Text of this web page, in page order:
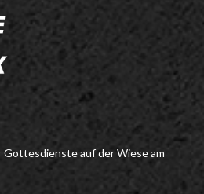
auf der Wiese am